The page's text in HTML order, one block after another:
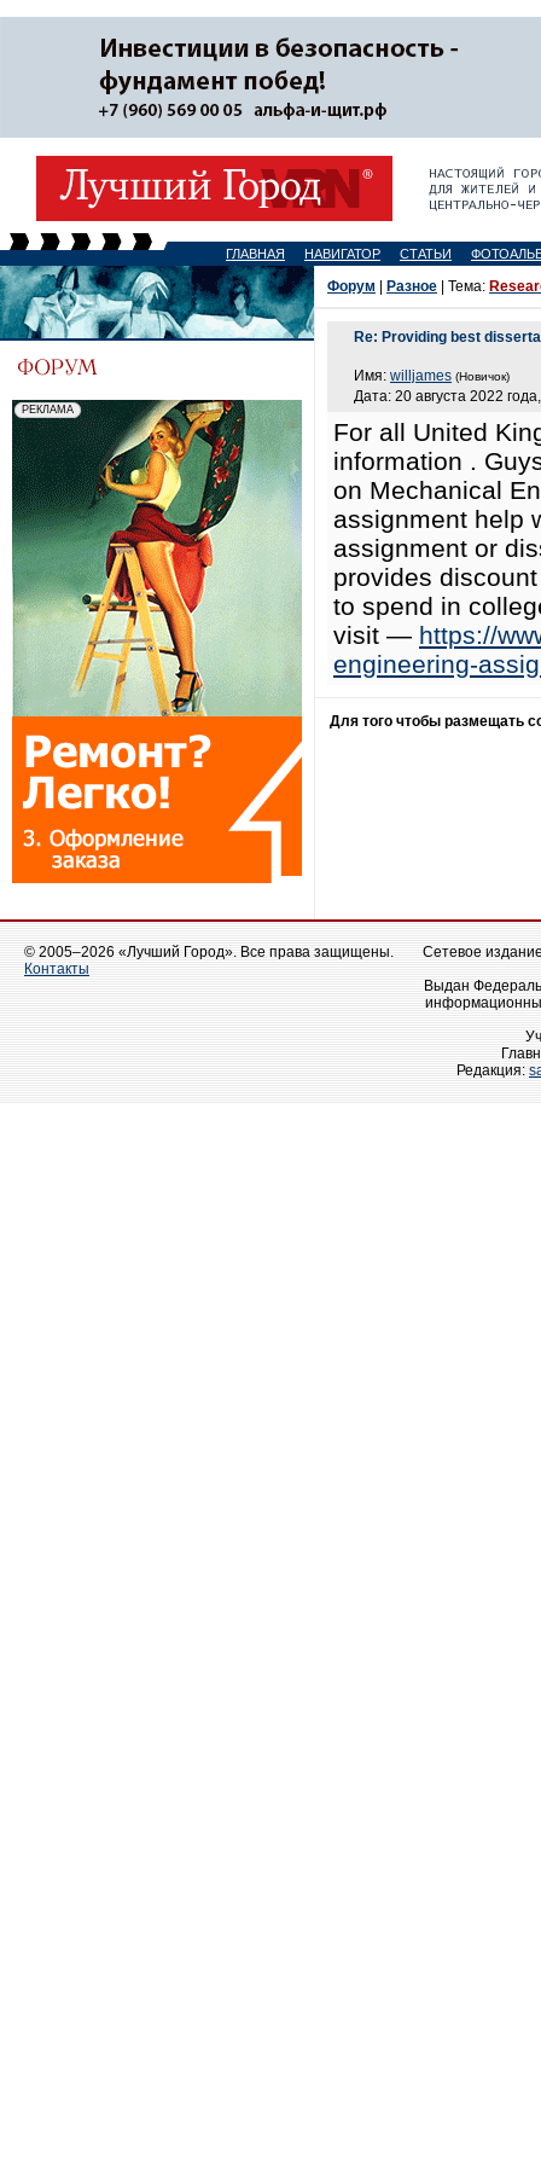
ГЛАВНАЯ НАВИГАТОР СТАТЬИ
Форум Разное | Тема:
Re: Providing best
Имя: willjames (Новичок)
Дата: 20 августа 2022
For all United
information .
on Mechanical
assignment help
assignment or
provides
to spend in
visit — https://
engineering-
Для того чтобы размещать
© 2005–2026 «Лучший Город». Все права защищены.
Контакты
Сетевое
Выдан
Редакция: